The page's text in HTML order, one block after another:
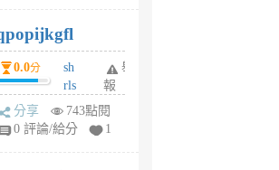
6
個
月
前
0.0分
sh
rls
k
m
舉
報
分享
743點閱
0 評論/給分
1